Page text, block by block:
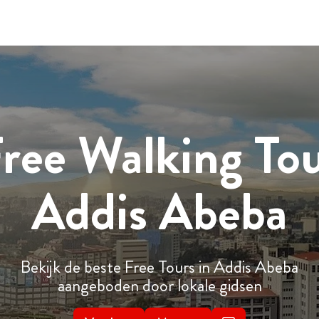
Walking
Addis Abeba
Bekijk de beste Free Tours in Addis Abeba
aangeboden door lokale gidsen